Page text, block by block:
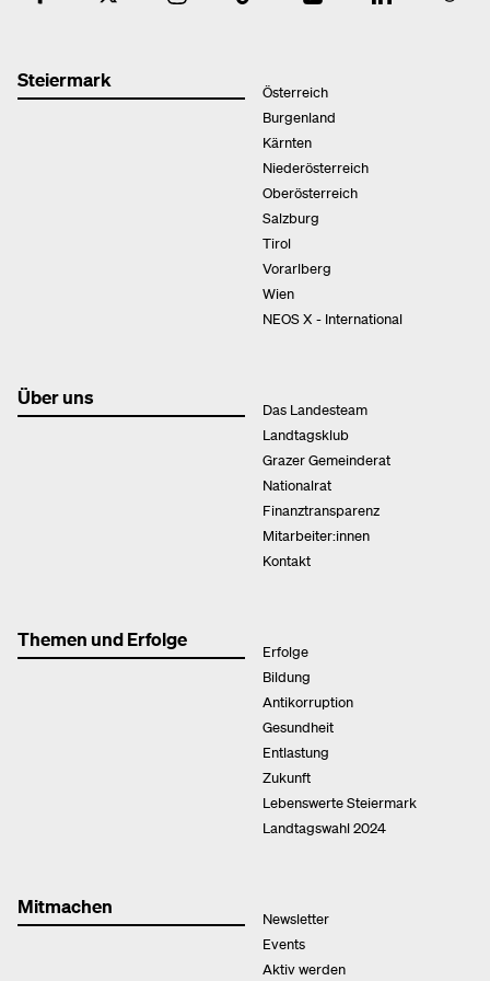
Steiermark
Österreich
Burgenland
Kärnten
Niederösterreich
Oberösterreich
Salzburg
Tirol
Vorarlberg
Wien
NEOS X - International
Über uns
Das Landesteam
Landtagsklub
Grazer Gemeinderat
Nationalrat
Finanztransparenz
Mitarbeiter:innen
Kontakt
Themen und Erfolge
Erfolge
Bildung
Antikorruption
Gesundheit
Entlastung
Zukunft
Lebenswerte Steiermark
Landtagswahl 2024
Mitmachen
Newsletter
Events
Aktiv werden